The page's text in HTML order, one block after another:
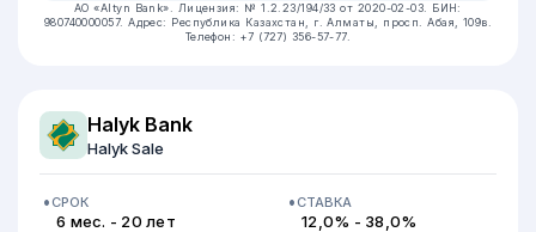
АО «Altyn Bank». Лицензия: № 1.2.23/194/33 от 2020-02-03. БИН:
980740000057.Адрес: Республика Казахстан, г. Алматы, просп. Абая, 109в.
Телефон: +7 (727) 356-57-77.
Halyk Bank
Halyk Sale
СРОК
6 мес. - 20 лет
СТАВКА
12,0% - 38,0%